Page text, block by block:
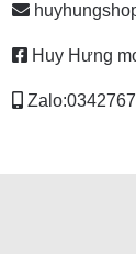
Huy Hưng